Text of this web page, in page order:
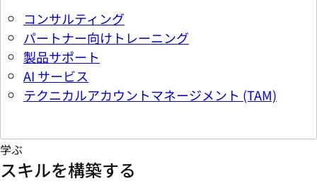
コンサルティング
パートナー向けトレーニング
製品サポート
AI サービス
テクニカルアカウントマネージメント (TAM)
学ぶ
スキルを構築する